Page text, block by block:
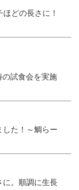
どの長さに！
の試食会を実施
した！～鯛らー
。順調に生長